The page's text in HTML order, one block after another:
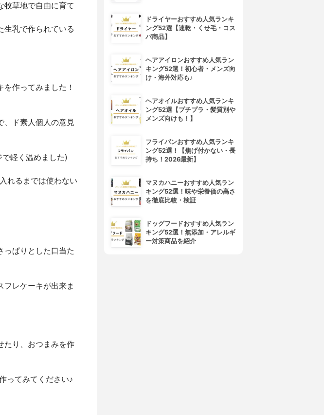
牧草地で自由に育て
生乳で作られている
作ってみました！
、ド素人個人の意見
軽く温めました)
れるまでは使わない
っぱりとした口当た
レケーキが出来ま
たり、おつまみを作
ってみてください♪
ドライヤーおすすめ人気ランキ
ング52選【速乾・くせ毛・コス
パ商品】
ヘアアイロンおすすめ人気ラン
キング52選！初心者・メンズ向
け・海外対応も♪
ヘアオイルおすすめ人気ランキ
ング52選【プチプラ・髪質別や
メンズ向けも！】
フライパンおすすめ人気ランキ
ング52選！【焦げ付かない・長
持ち！2026最新】
マヌカハニーおすすめ人気ラン
キング52選！味や栄養価の高さ
を徹底比較・検証
ドッグフードおすすめ人気ラン
キング52選！無添加・アレルギ
ー対策商品を紹介